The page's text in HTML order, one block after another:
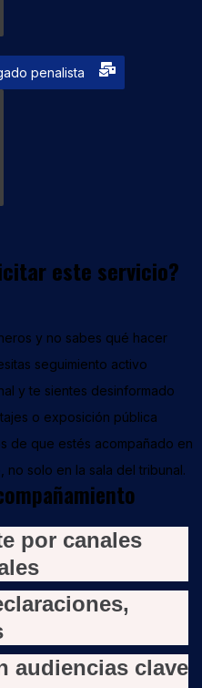
penalista
este servicio?
y no sabes qué hacer
seguimiento activo
y te sientes desinformado
o exposición pública
de que estés acompañado en
solo en la sala del tribunal.
por canales
audiencias clave